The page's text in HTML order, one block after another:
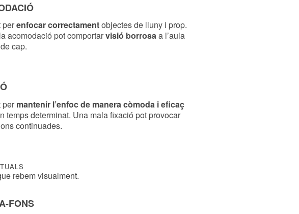
perenfocar correctamentobjectes de lluny i prop.
acomodació pot comportarvisió borrosaa l’aula
cap.
per mantenir l’enfoc de manera còmoda i eficaç
temps determinat. Una mala fixació pot provocar
continuades.
rebem visualment.
FONS